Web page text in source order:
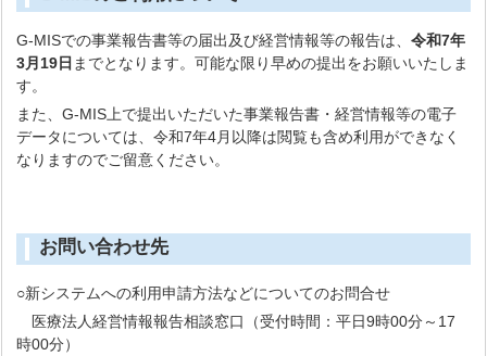
G-MISでの事業報告書等の届出及び経営情報等の報告は、令和7年
3月19日 までとなります。可能な限り早めの提出をお願いいたしま
す。
また、G-MIS上で提出いただいた事業報告書・経営情報等の電子
データについては、令和7年4月以降は閲覧も含め利用ができなく
なりますのでご留意ください。
お問い合わせ先
○新システムへの利用申請方法などについてのお問合せ
医療法人経営情報報告相談窓口（受付時間：平日9時00分～17
時00分）